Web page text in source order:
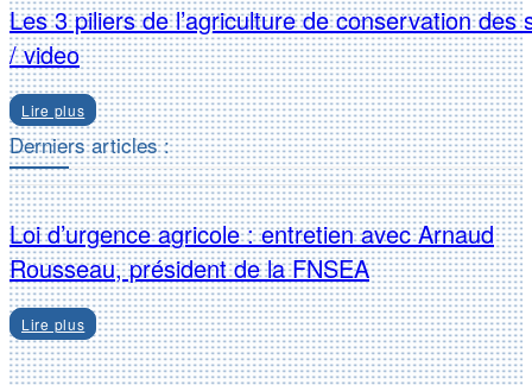
Les 3 piliers de l’agriculture de conservation des
/ video
Lire plus
Derniers articles :
Loi d’urgence agricole : entretien avec Arnaud
Rousseau, président de la FNSEA
Lire plus